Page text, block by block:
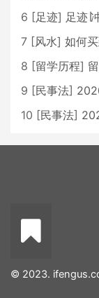
6 [足迹] 足迹∣
7 [风水] 如何
8 [留学历程] 留
9 [民事法]
10 [民事法]
© 2023.